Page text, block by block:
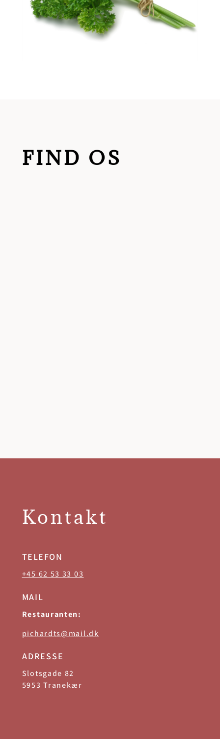
FIND OS
Kontakt
TELEFON
+45 62 53 33 03
MAIL
Restauranten:
pichardts@mail.dk
ADRESSE
Slotsgade 82
5953 Tranekær